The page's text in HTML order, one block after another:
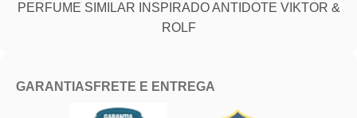
PERFUME SIMILAR INSPIRADO ANTIDOTE VIKTOR &
ROLF
GARANTIAS FRETE E ENTREGA